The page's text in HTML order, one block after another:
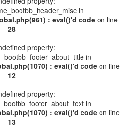
in
: eval()'d codeon line
28
property:
in
: eval()'d codeon line
12
property:
in
: eval()'d codeon line
13